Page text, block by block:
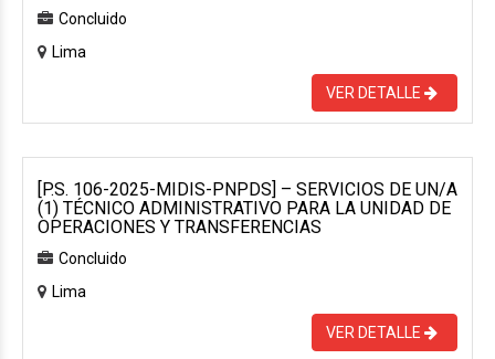
Concluido
Lima
VER DETALLE
[P.S. 106-2025-MIDIS-PNPDS] – SERVICIOS DE UN/A
(1) TÉCNICO ADMINISTRATIVO PARA LA UNIDAD DE
OPERACIONES Y TRANSFERENCIAS
Concluido
Lima
VER DETALLE